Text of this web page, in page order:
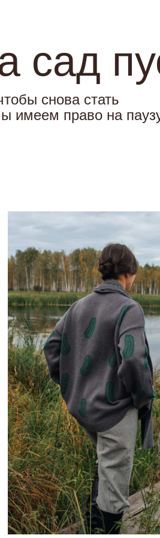
снова стать
имеем право на
сад